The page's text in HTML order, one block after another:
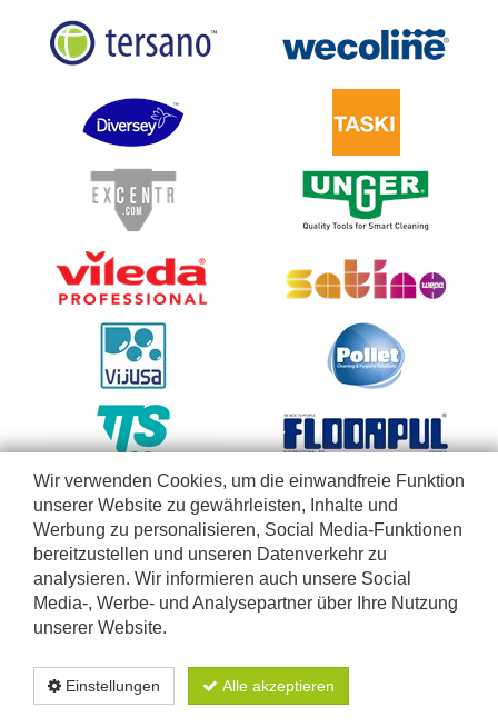
Wir verwenden Cookies, um die einwandfreie Funktion
unserer Website zu gewährleisten, Inhalte und
Werbung zu personalisieren, Social Media-Funktionen
bereitzustellen und unseren Datenverkehr zu
analysieren. Wir informieren auch unsere Social
Media-, Werbe- und Analysepartner über Ihre Nutzung
unserer Website.
Einstellungen Alle akzeptieren
Berufe, die unsere Produkte im Rahmen ihrer geschäftlichen Tätigkeiten anwenden. Wir
verkaufen nicht an Privatpersonen. Lieferungen ausschließlich in Belgien und Luxemburg